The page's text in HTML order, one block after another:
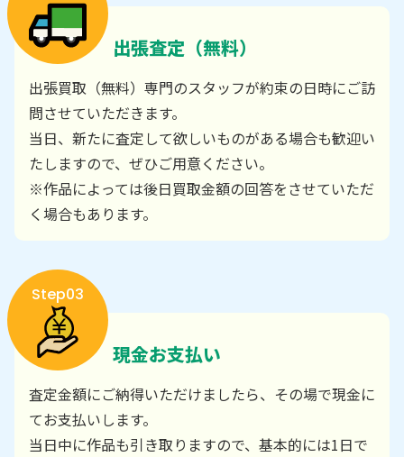
出張査定（無料）
出張買取（無料）専門のスタッフが約束の日時にご訪
問させていただきます。
当日、新たに査定して欲しいものがある場合も歓迎い
たしますので、ぜひご用意ください。
※作品によっては後日買取金額の回答をさせていただ
く場合もあります。
Step03
現金お支払い
査定金額にご納得いただけましたら、その場で現金に
てお支払いします。
当日中に作品も引き取りますので、基本的には1日で